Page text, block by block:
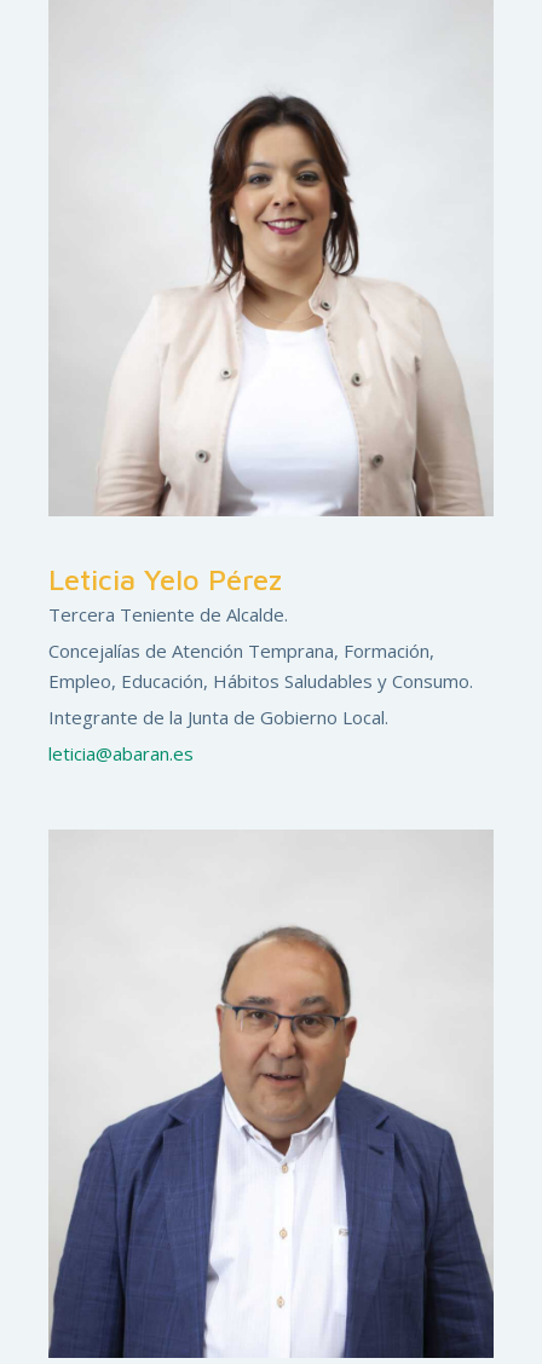
Leticia Yelo Pérez
Tercera Teniente de Alcalde.
Concejalías de Atención Temprana, Formación,
Empleo, Educación, Hábitos Saludables y Consumo.
Integrante de la Junta de Gobierno Local.
leticia@abaran.es